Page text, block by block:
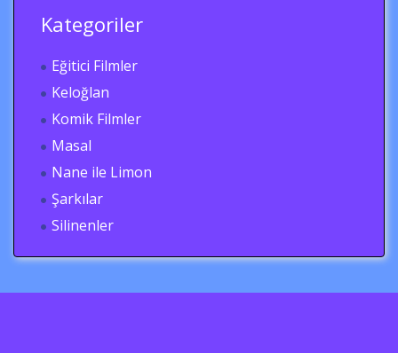
Kategoriler
Eğitici Filmler
Keloğlan
Komik Filmler
Masal
Nane ile Limon
Şarkılar
Silinenler